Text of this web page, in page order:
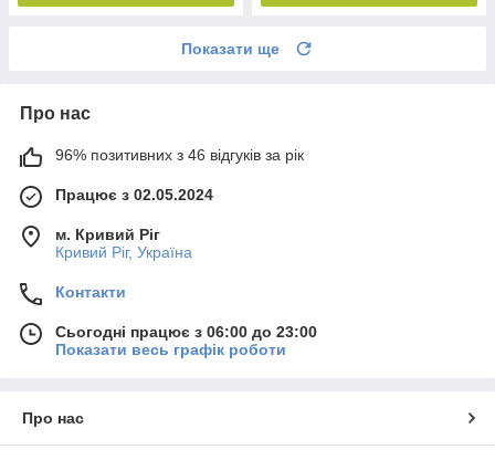
Показати ще
Про нас
96% позитивних з 46 відгуків за рік
Працює з 02.05.2024
м. Кривий Ріг
Кривий Ріг, Україна
Контакти
Сьогодні працює з 06:00 до 23:00
Показати весь графік роботи
Про нас